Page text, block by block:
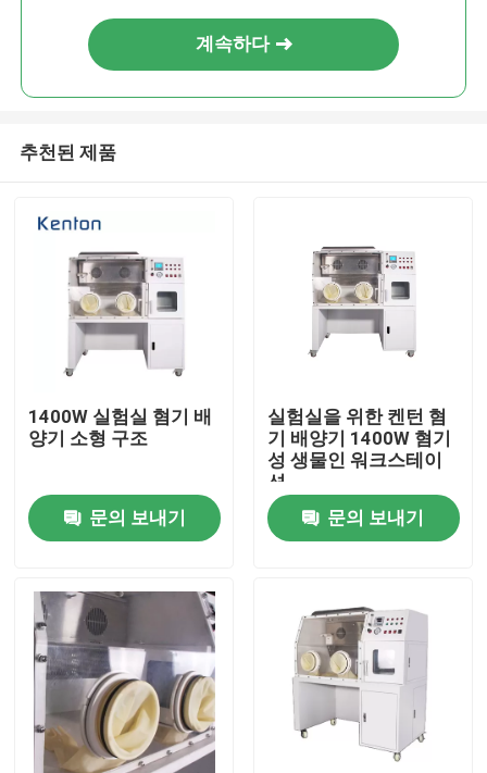
홈
회사 소개
접촉
계속하다
추천된 제품
1400W 실험실 혐기 배
양기 소형 구조
문의 보내기
실험실을 위한 켄턴 혐
기 배양기 1400W 혐기
성 생물인 워크스테이
션
문의 보내기